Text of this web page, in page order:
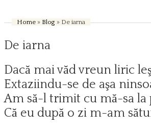
Home » Blog » De iarna
De iarna
Dacă mai văd vreun liric
Extaziindu-se de aşa
Am să-l trimit cu mă-sa la
Că eu după o zi m-am